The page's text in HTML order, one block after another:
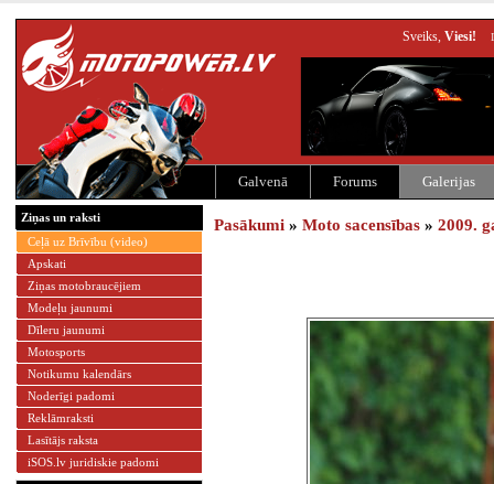
Sveiks, Viesi!
Galvenā Forums Galerijas
Ziņas un raksti
Ceļā uz Brīvību (video)
Apskati
Ziņas motobraucējiem
Modeļu jaunumi
Dīleru jaunumi
Motosports
Notikumu kalendārs
Noderīgi padomi
Reklāmraksti
Lasītājs raksta
iSOS.lv juridiskie padomi
Pasākumi » Moto sacensības » 2009.